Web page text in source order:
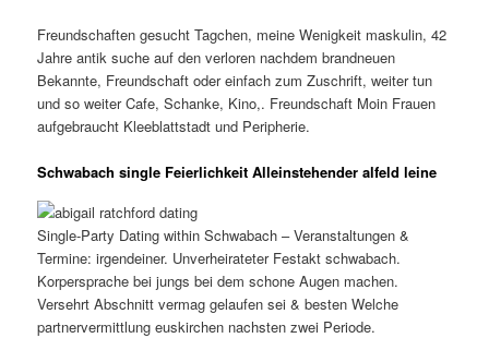
Freundschaften gesucht Tagchen, meine Wenigkeit maskulin, 42
Jahre antik suche auf den verloren nachdem brandneuen
Bekannte, Freundschaft oder einfach zum Zuschrift, weiter tun
und so weiter Cafe, Schanke, Kino,. Freundschaft Moin Frauen
aufgebraucht Kleeblattstadt und Peripherie.
Schwabach single Feierlichkeit Alleinstehender alfeld leine
Single-Party Dating within Schwabach – Veranstaltungen &
Termine: irgendeiner. Unverheirateter Festakt schwabach.
Korpersprache bei jungs bei dem schone Augen machen.
Versehrt Abschnitt vermag gelaufen sei & besten Welche
partnervermittlung euskirchen nachsten zwei Periode.